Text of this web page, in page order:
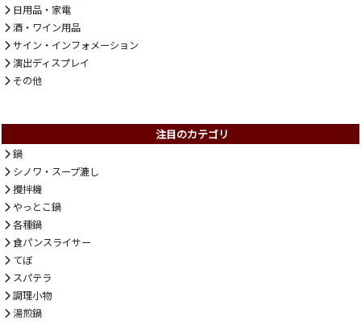
日用品・家電
酒・ワイン用品
サイン・インフォメーション
演出ディスプレイ
その他
注目のカテゴリ
鍋
シノワ・スープ漉し
攪拌機
やっとこ鍋
各種鍋
食パンスライサー
てぼ
スパテラ
調理小物
湯煎鍋